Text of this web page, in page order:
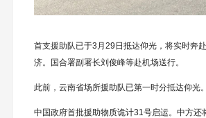
首支援助队已于3月29日抵达仰光，将实时奔
济。国合署副署长刘俊峰等赴机场送行。
此前，云南省场所援助队已第一时分抵达仰光。
中国政府首批援助物质诡计31号启运。中方还